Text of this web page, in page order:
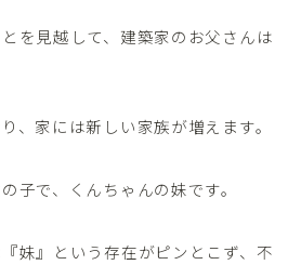
を見越して、建築家のお父さんは
、家には新しい家族が増えます。
子で、くんちゃんの妹です。
妹』という存在がピンとこず、不